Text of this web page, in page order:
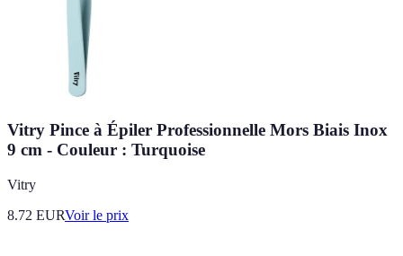
Vitry Pince à Épiler Professionnelle Mors Biais Inox
9 cm - Couleur : Turquoise
Vitry
8.72 EURVoir le prix